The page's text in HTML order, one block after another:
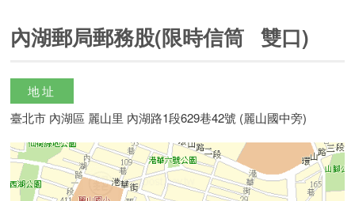
內湖郵局郵務股(限時信筒 雙口)
地址
臺北市 內湖區 麗山里 內湖路1段629巷42號 (麗山國中旁)